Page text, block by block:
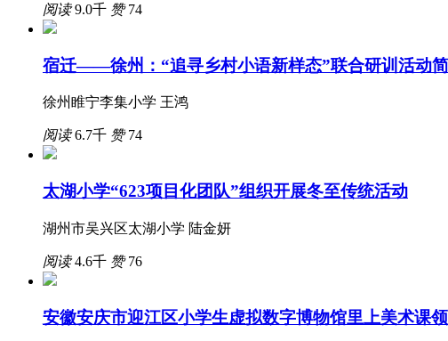
阅读9.0千 赞74
宿迁——徐州：“追寻乡村小语新样态”联合研训活动简
徐州睢宁李集小学 王鸿
阅读6.7千 赞74
太湖小学“623项目化团队”组织开展冬至传统活动
湖州市吴兴区太湖小学 陆金妍
阅读4.6千 赞76
安徽安庆市迎江区小学生虚拟数字博物馆里上美术课